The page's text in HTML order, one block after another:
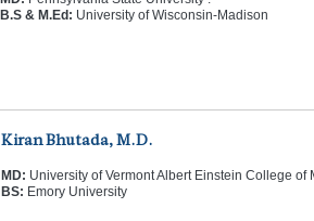
B.S & M.Ed: University of Wisconsin-Madison
Kiran Bhutada, M.D.
MD: University of Vermont Albert Einstein College of
BS: Emory University